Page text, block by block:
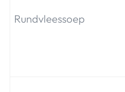
Rundvleessoep